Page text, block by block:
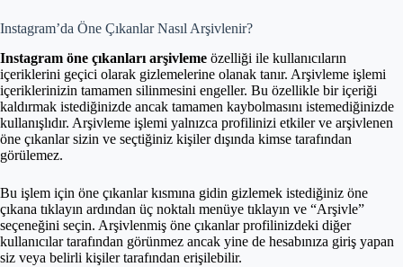
Instagram’da Öne Çıkanlar Nasıl Arşivlenir?
Instagram öne çıkanları arşivleme özelliği ile kullanıcıların
içeriklerini geçici olarak gizlemelerine olanak tanır. Arşivleme işlemi
içeriklerinizin tamamen silinmesini engeller. Bu özellikle bir içeriği
kaldırmak istediğinizde ancak tamamen kaybolmasını istemediğinizde
kullanışlıdır. Arşivleme işlemi yalnızca profilinizi etkiler ve arşivlenen
öne çıkanlar sizin ve seçtiğiniz kişiler dışında kimse tarafından
görülemez.
Bu işlem için öne çıkanlar kısmına gidin gizlemek istediğiniz öne
çıkana tıklayın ardından üç noktalı menüye tıklayın ve “Arşivle”
seçeneğini seçin. Arşivlenmiş öne çıkanlar profilinizdeki diğer
kullanıcılar tarafından görünmez ancak yine de hesabınıza giriş yapan
siz veya belirli kişiler tarafından erişilebilir.